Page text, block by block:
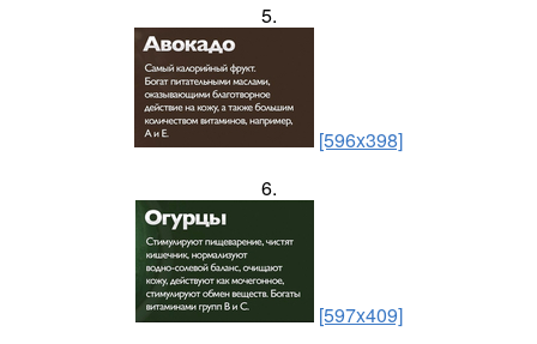
5.
[596x398]
6.
[597x409]